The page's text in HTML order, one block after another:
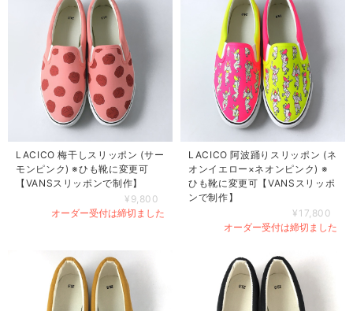
LACICO 梅干しスリッポン (サー
モンピンク) ※ひも靴に変更可
【VANSスリッポンで制作】
¥9,800
オーダー受付は締切ました
LACICO 阿波踊りスリッポン (ネ
オンイエロー×ネオンピンク) ※
ひも靴に変更可【VANSスリッポ
ンで制作】
¥17,800
オーダー受付は締切ました